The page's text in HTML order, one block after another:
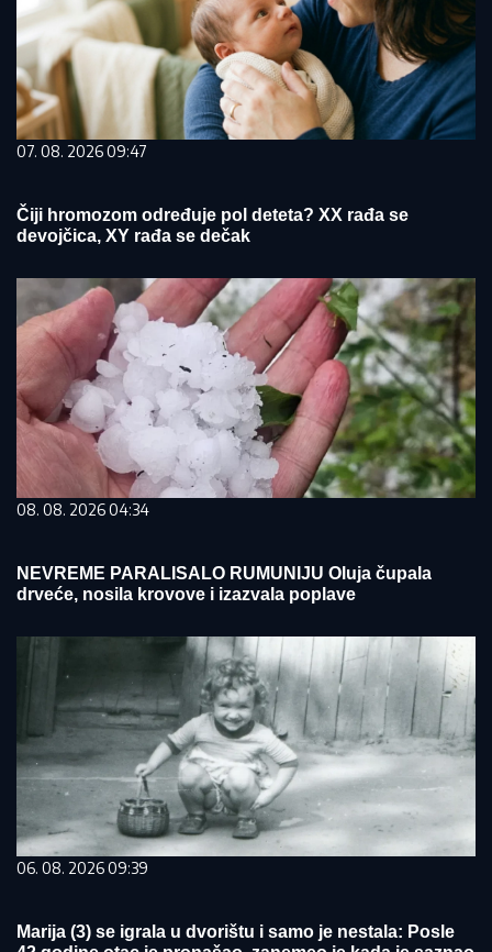
07. 08. 2026 09:47
Čiji hromozom određuje pol deteta? XX rađa se
devojčica, XY rađa se dečak
08. 08. 2026 04:34
NEVREME PARALISALO RUMUNIJU Oluja čupala
drveće, nosila krovove i izazvala poplave
06. 08. 2026 09:39
Marija (3) se igrala u dvorištu i samo je nestala: Posle